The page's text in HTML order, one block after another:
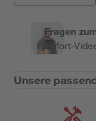
Fragen
Sofort-
Unsere